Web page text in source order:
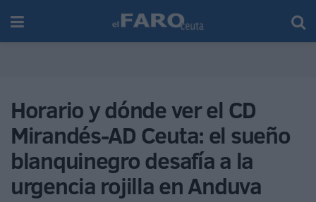
Horario y dónde ver el CD
Mirandés-AD Ceuta: el sueño
blanquinegro desafía a la
urgencia rojilla en Anduva